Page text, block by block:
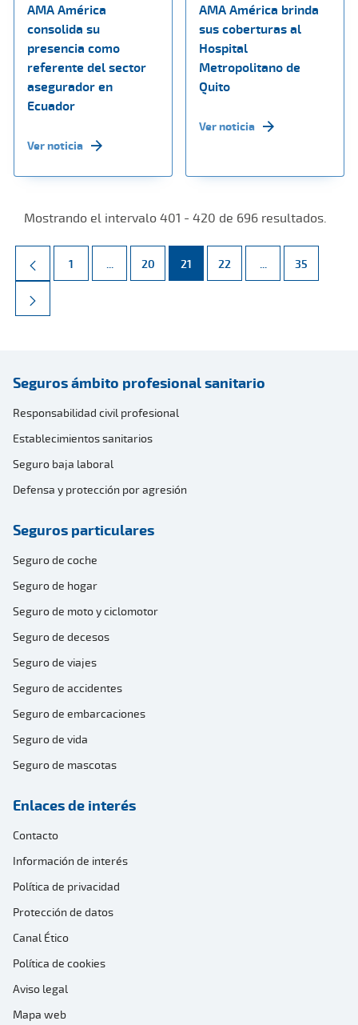
AMA América
consolida su
presencia como
referente del sector
asegurador en
Ecuador
Ver noticia
AMA América brinda
sus coberturas al
Hospital
Metropolitano de
Quito
Ver noticia
Mostrando el intervalo 401 - 420 de 696 resultados.
Página
1 ... Páginas intermedias Use TAB para desplazarse.
Página
20 Página
21 Página
22 ... Páginas
Página
35
Seguros ámbito profesional sanitario
Responsabilidad civil profesional
Establecimientos sanitarios
Seguro baja laboral
Defensa y protección por agresión
Seguros particulares
Seguro de coche
Seguro de hogar
Seguro de moto y ciclomotor
Seguro de decesos
Seguro de viajes
Seguro de accidentes
Seguro de embarcaciones
Seguro de vida
Seguro de mascotas
Enlaces de interés
Contacto
Información de interés
Política de privacidad
Protección de datos
Canal Ético
Política de cookies
Aviso legal
Mapa web